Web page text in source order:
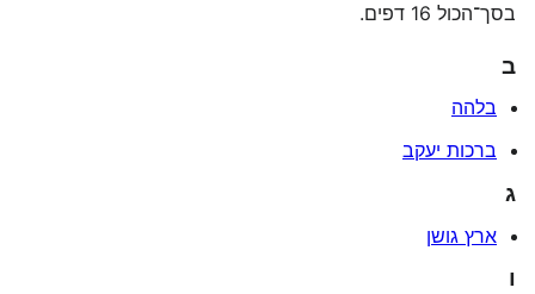
בסך־הכול 16 דפים.
ב
בלהה
ברכות יעקב
ג
ארץ גושן
ו